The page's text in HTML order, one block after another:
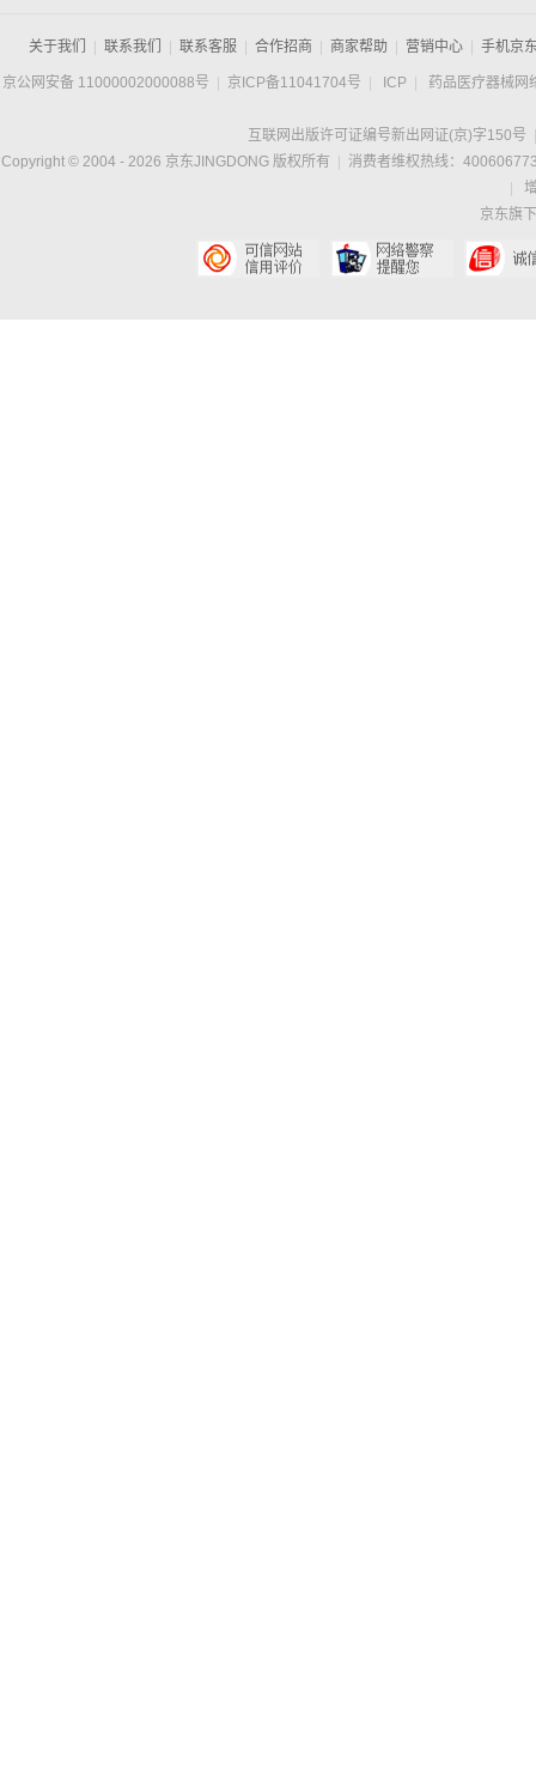
关于我们 联系我们 联系客服 合作招商 商家帮助 营销中心 手机京
京公网安备 11000002000088号 京ICP备11041704号 ICP 药品医疗器械网
互联网出版许可证编号新出网证(京)字150号
Copyright © 2004 - 2026 京东JINGDONG 版权所有
消费者维权热线：
京东旗